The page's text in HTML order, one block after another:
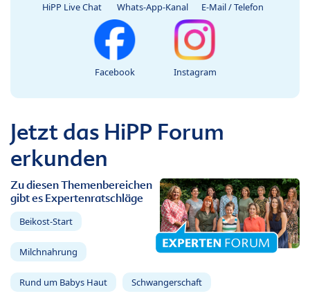
HiPP Live Chat Whats-App-Kanal E-Mail / Telefon
Facebook Instagram
Jetzt das HiPP Forum
erkunden
Zu diesen Themenbereichen
gibt es Expertenratschläge
Beikost-Start
Milchnahrung
Rund um Babys Haut Schwangerschaft